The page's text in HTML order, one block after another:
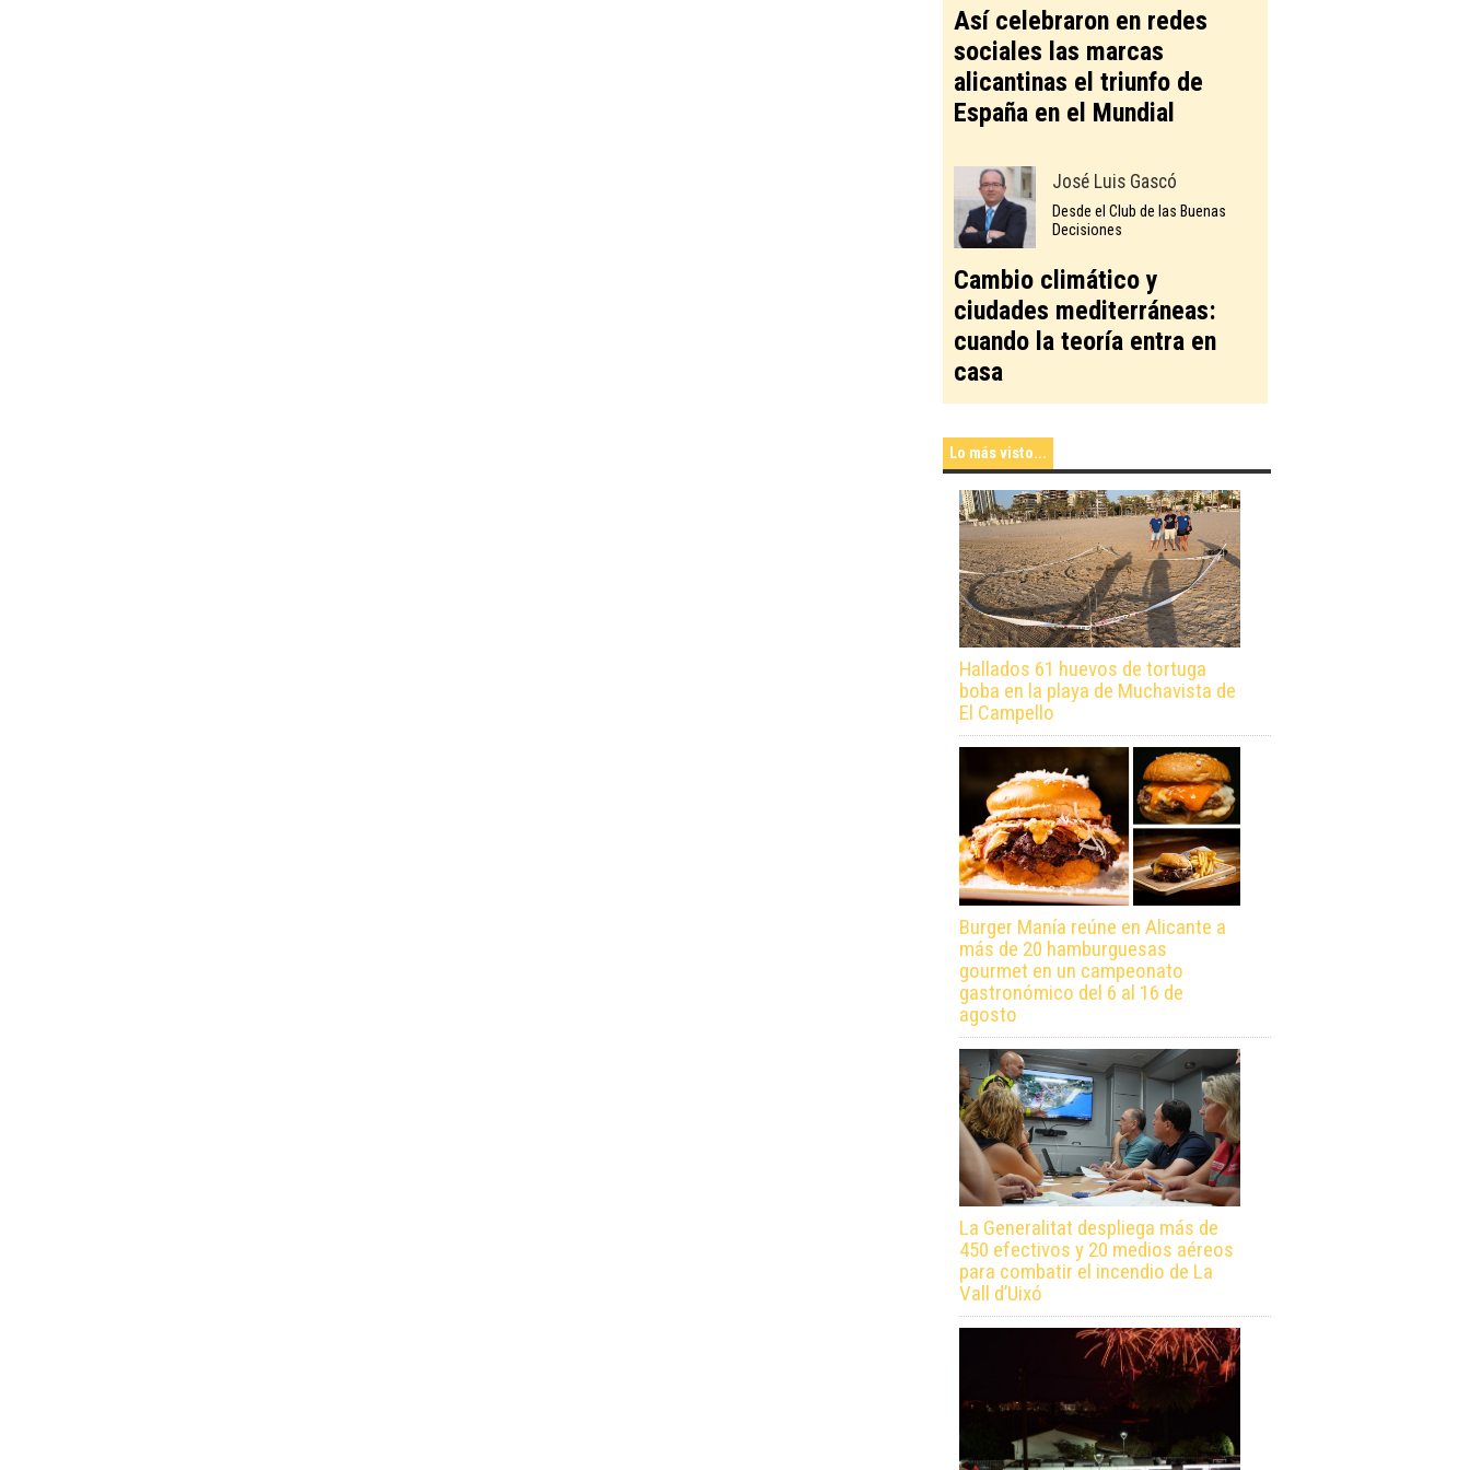
Así celebraron en redes
sociales las marcas
alicantinas el triunfo de
España en el Mundial
José Luis Gascó
Desde el Club de las Buenas
Decisiones
Cambio climático y
ciudades mediterráneas:
cuando la teoría entra en
casa
Lo más visto...
Hallados 61 huevos de tortuga
boba en la playa de Muchavista de
El Campello
Burger Manía reúne en Alicante a
más de 20 hamburguesas
gourmet en un campeonato
gastronómico del 6 al 16 de
agosto
La Generalitat despliega más de
450 efectivos y 20 medios aéreos
para combatir el incendio de La
Vall d’Uixó